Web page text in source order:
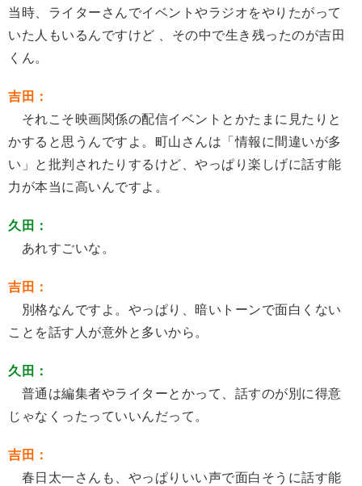
当時、ライターさんでイベントやラジオをやりたがって
いた人もいるんですけど 、その中で生き残ったのが吉田
くん。
吉田：
それこそ映画関係の配信イベントとかたまに見たりと
かすると思うんですよ。町山さんは「情報に間違いが多
い」と批判されたりするけど、やっぱり楽しげに話す能
力が本当に高いんですよ。
久田：
あれすごいな。
吉田：
別格なんですよ。やっぱり、暗いトーンで面白くない
ことを話す人が意外と多いから。
久田：
普通は編集者やライターとかって、話すのが別に得意
じゃなくったっていいんだって。
吉田：
春日太一さんも、やっぱりいい声で面白そうに話す能